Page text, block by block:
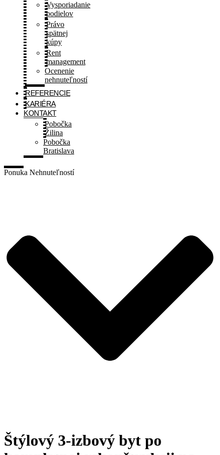
Vysporiadanie
podielov
Právo
spätnej
kúpy
Rent
management
Ocenenie
nehnuteľností
REFERENCIE
KARIÉRA
KONTAKT
Pobočka
Žilina
Pobočka
Bratislava
Ponuka Nehnuteľností
Štýlový 3-izbový byt po